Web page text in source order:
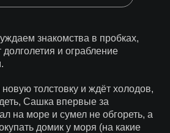
знакомства в пробках,
долголетия и ограбление
толстовку и ждёт холодов,
Сашка впервые за
на море и сумел не обгореть, а
домик у моря (на какие